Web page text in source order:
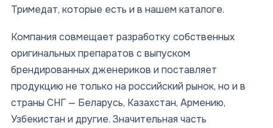
Тримедат, которые есть и в нашем каталоге.
Компания совмещает разработку собственных
оригинальных препаратов с выпуском
брендированных дженериков и поставляет
продукцию не только на российский рынок, но и в
страны СНГ — Беларусь, Казахстан, Армению,
Узбекистан и другие. Значительная часть